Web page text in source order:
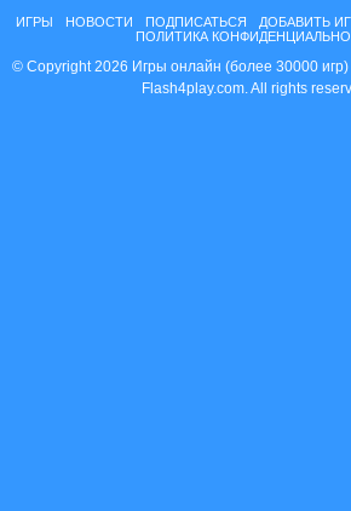
ИГРЫ НОВОСТИ ПОДПИСАТЬСЯ ДОБАВИТЬ
ПОЛИТИКА
© Copyright 2026 Игры онлайн (более 30000 игр)
Flash4play.com. All rights